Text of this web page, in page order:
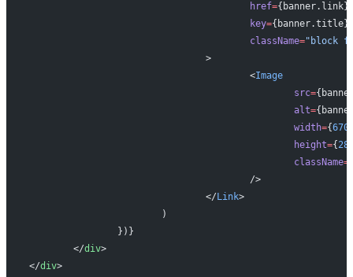
					href
={banner.link}
					key
={banner.title}
					className
="block
				>
					<
Image
						src
=
						alt
=
						width
={670
						height
={
						className
=
					/>
				</
Link>
			)
		})}
	</
div>
</div>